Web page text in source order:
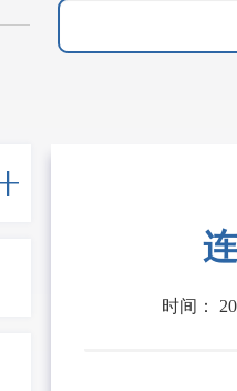
时间：